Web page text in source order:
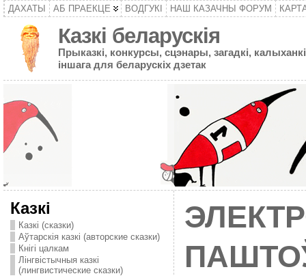
ДАХАТЫ АБ ПРАЕКЦЕ ВОДГУКІ НАШ КАЗАЧНЫ ФОРУМ
Казкі беларускія
Прыказкі, конкурсы, сцэнары, загадкі,
іншага для беларускіх дзетак
Казкі
Казкі (сказки)
Аўтарскія казкі (авторские сказки)
Кнігі цалкам
Лінгвістычныя казкі
(лингвистические сказки)